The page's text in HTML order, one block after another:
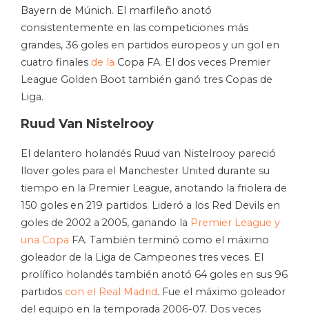
Bayern de Múnich. El marfileño anotó
consistentemente en las competiciones más
grandes, 36 goles en partidos europeos y un gol en
cuatro finales de la Copa FA. El dos veces Premier
League Golden Boot también ganó tres Copas de
Liga.
Ruud Van Nistelrooy
El delantero holandés Ruud van Nistelrooy pareció
llover goles para el Manchester United durante su
tiempo en la Premier League, anotando la friolera de
150 goles en 219 partidos. Lideró a los Red Devils en
goles de 2002 a 2005, ganando la Premier League y
una Copa FA. También terminó como el máximo
goleador de la Liga de Campeones tres veces. El
prolífico holandés también anotó 64 goles en sus 96
partidos con el Real Madrid. Fue el máximo goleador
del equipo en la temporada 2006-07. Dos veces